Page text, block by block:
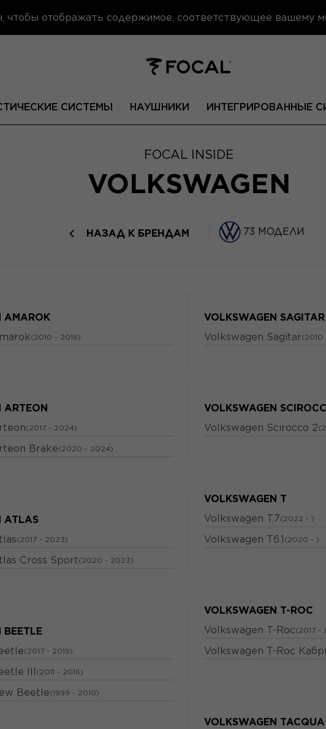
чтобы отображать содержимое, соответствующее вашему
СИСТЕМЫ НАУШНИКИ ИНТЕГРИРОВАННЫЕ
FOCAL INSIDE
VOLKSWAGEN
НАЗАД К БРЕНДАМ 73 МОДЕЛИ
AMAROK
(2010 - 2016)
ARTEON
(2017 - 2024)
Brake(2020 - 2024)
ATLAS
(2017 - 2023)
Cross Sport(2020 - 2023)
BEETLE
(2017 - 2019)
III (2011 - 2016)
Beetle(1999 - 2010)
VOLKSWAGEN SAGITAR
Volkswagen Sagitar(2010
VOLKSWAGEN
Volkswagen Scirocco 2
VOLKSWAGEN T
Volkswagen T.7(2022 - )
Volkswagen T6.1 (2020 - )
VOLKSWAGEN T-ROC
Volkswagen T-Roc(2017 - )
Volkswagen T-Roc
VOLKSWAGEN TACQUA